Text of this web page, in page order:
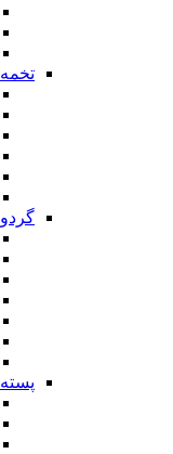
تخمه
گردو
پسته